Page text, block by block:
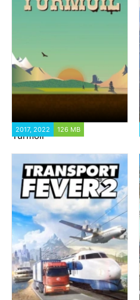
2017, 2022 126 MB
Turmoil